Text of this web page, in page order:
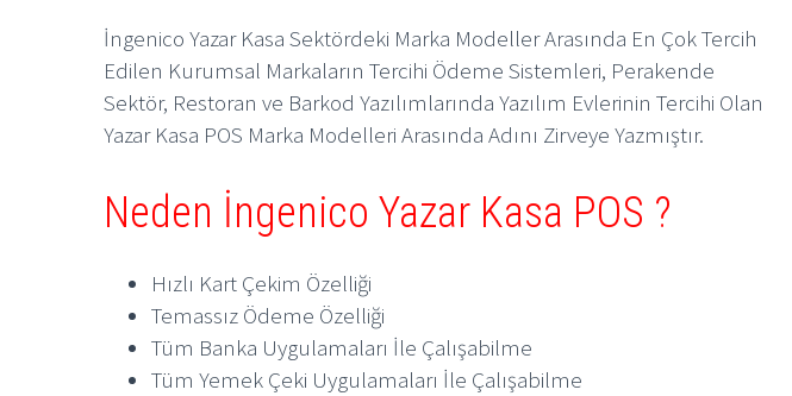
İngenico Yazar Kasa Sektördeki Marka Modeller Arasında En Çok Tercih
Edilen Kurumsal Markaların Tercihi Ödeme Sistemleri, Perakende
Sektör, Restoran ve Barkod Yazılımlarında Yazılım Evlerinin Tercihi Olan
Yazar Kasa POS Marka Modelleri Arasında Adını Zirveye Yazmıştır.
Neden İngenico Yazar Kasa POS ?
Hızlı Kart Çekim Özelliği
Temassız Ödeme Özelliği
Tüm Banka Uygulamaları İle Çalışabilme
Tüm Yemek Çeki Uygulamaları İle Çalışabilme